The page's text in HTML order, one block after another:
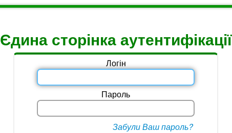
Єдина сторінка аутентифікації
Логін
Пароль
Забули Ваш пароль?